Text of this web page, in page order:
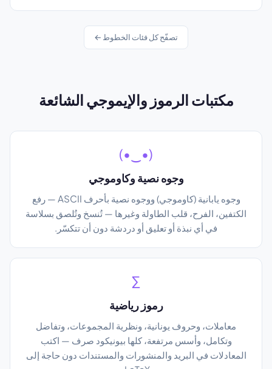
تصفّح كل فئات الخطوط ←
مكتبات الرموز والإيموجي الشائعة
(•‿•)
وجوه نصية وكاوموجي
وجوه يابانية (كاوموجي) ووجوه نصية بأحرف ASCII — رفع
الكتفين، الفرح، قلب الطاولة وغيرها — تُنسخ وتُلصق بسلاسة
في أي نبذة أو تعليق أو دردشة دون أن تتكسّر.
∑
رموز رياضية
معاملات، وحروف يونانية، ونظرية المجموعات، وتفاضل
وتكامل، وأسس مرتفعة، كلها بيونيكود صرف — اكتب
المعادلات في البريد والمنشورات والمستندات دون حاجة إلى